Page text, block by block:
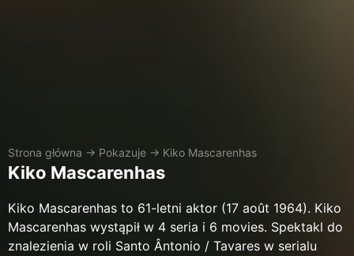
Strona główna → Pokazuje → Kiko Mascarenhas
Kiko Mascarenhas
Kiko Mascarenhas to 61-letni aktor (17 août 1964). Kiko
Mascarenhas wystąpił w 4 seria i 6 movies. Spektakl do
znalezienia w roli Santo Ântonio / Tavares w serialu